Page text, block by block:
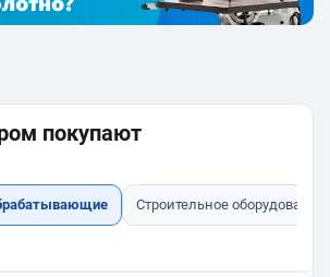
покупают
Строительное оборудование